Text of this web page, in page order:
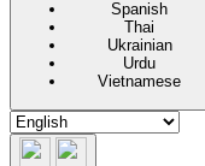
Spanish
Thai
Ukrainian
Urdu
Vietnamese